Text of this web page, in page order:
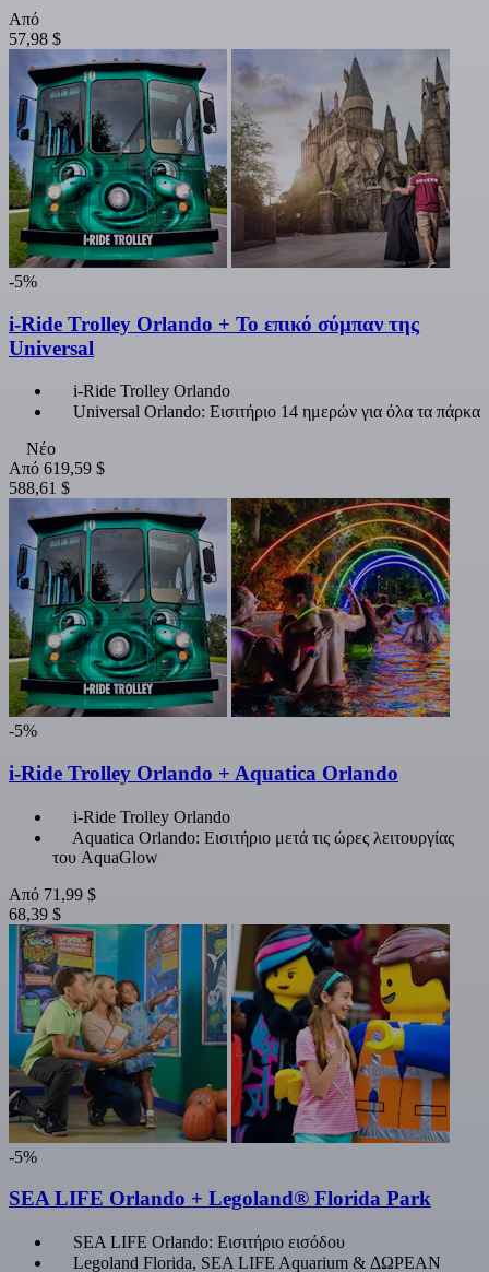
Από
57,98 $
-5%
i-Ride Trolley Orlando + Το επικό σύμπαν της
Universal
i-Ride Trolley Orlando
Universal Orlando: Εισιτήριο 14 ημερών για όλα τα πάρκα
Νέο
Από 619,59 $
588,61 $
-5%
i-Ride Trolley Orlando + Aquatica Orlando
i-Ride Trolley Orlando
Aquatica Orlando: Εισιτήριο μετά τις ώρες λειτουργίας
του AquaGlow
Από 71,99 $
68,39 $
-5%
SEA LIFE Orlando + Legoland® Florida Park
SEA LIFE Orlando: Εισιτήριο εισόδου
Legoland Florida, SEA LIFE Aquarium & ΔΩΡΕΑΝ